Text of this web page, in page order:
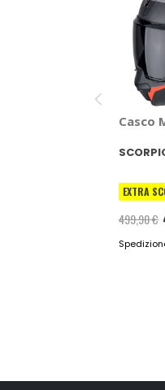
Casco
EXTRA
499,90 €